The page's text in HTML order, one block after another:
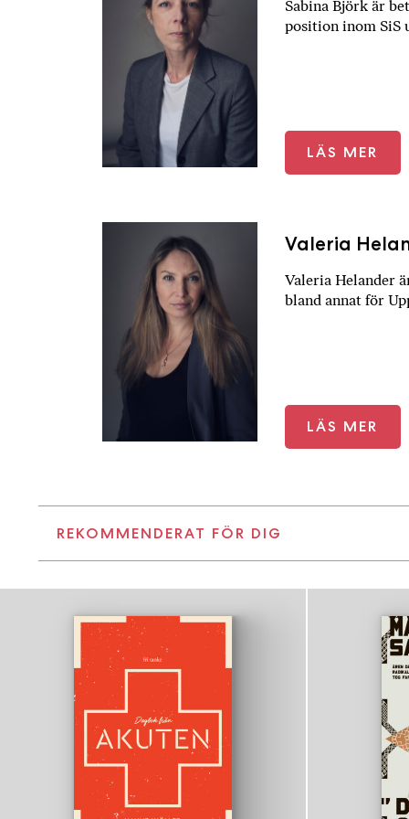
Sabina Björk är
position inom SiS
LÄS MER
Valeria
Valeria Helander
bland annat för
LÄS MER
REKOMMENDERAT FÖR DIG